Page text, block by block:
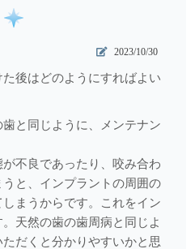
2023/10/30
後はどのようにすればよい
と同じように、メンテナン
不良であったり、咬み合わ
と、インプラントの周囲の
まうからです。これをイン
天然の歯の歯周病と同じよ
だくと分かりやすいかと思